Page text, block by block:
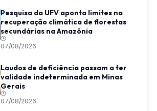
Pesquisa da UFV aponta limites na
recuperação climática de florestas
secundárias na Amazônia
07/08/2026
Laudos de deficiência passam a ter
validade indeterminada em Minas
Gerais
07/08/2026